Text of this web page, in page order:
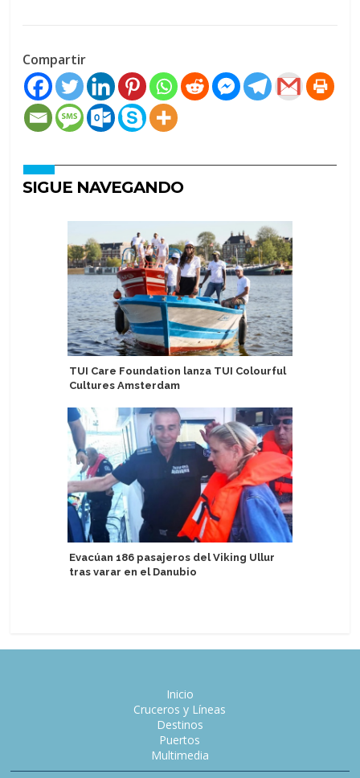
Compartir
SIGUE NAVEGANDO
TUI Care Foundation lanza TUI Colourful
Cultures Amsterdam
Evacúan 186 pasajeros del Viking Ullur
tras varar en el Danubio
Inicio
Cruceros y Líneas
Destinos
Puertos
Multimedia